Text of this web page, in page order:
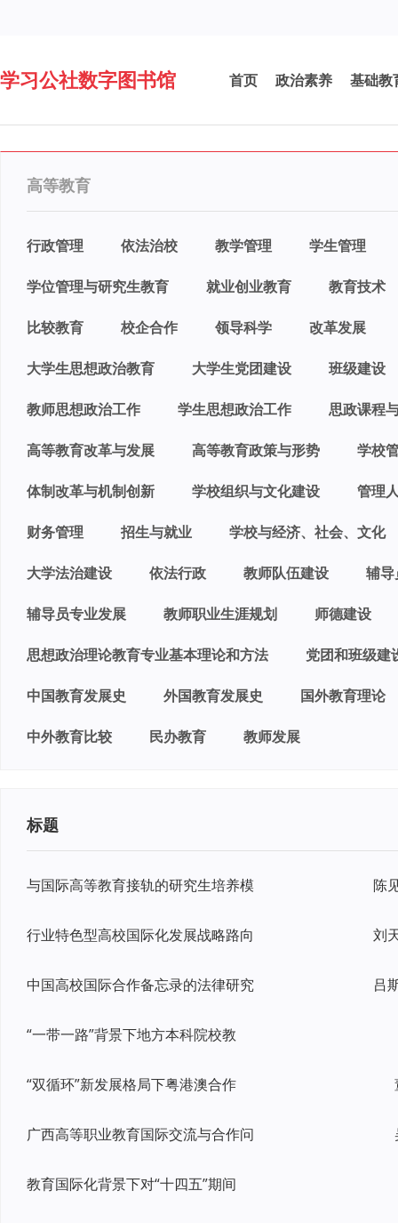
学习公社数字图书馆 首页 政治素养 基础教
高等教育
行政管理 依法治校 教学管理 学生管理
学位管理与研究生教育 就业创业教育 教育技术
比较教育 校企合作 领导科学 改革发展
大学生思想政治教育 大学生党团建设 班级建设
教师思想政治工作 学生思想政治工作 思政课程
高等教育改革与发展 高等教育政策与形势 学校
体制改革与机制创新 学校组织与文化建设 管理
财务管理 招生与就业 学校与经济、社会、文化
大学法治建设 依法行政 教师队伍建设 辅
辅导员专业发展 教师职业生涯规划 师德建设
思想政治理论教育专业基本理论和方法 党团和班级建
中国教育发展史 外国教育发展史 国外教育理论
中外教育比较 民办教育 教师发展
标题
与国际高等教育接轨的研究生培养模 陈
行业特色型高校国际化发展战略路向
中国高校国际合作备忘录的法律研究
“一带一路”背景下地方本科院校教
“双循环”新发展格局下粤港澳合作
广西高等职业教育国际交流与合作问
教育国际化背景下对“十四五”期间